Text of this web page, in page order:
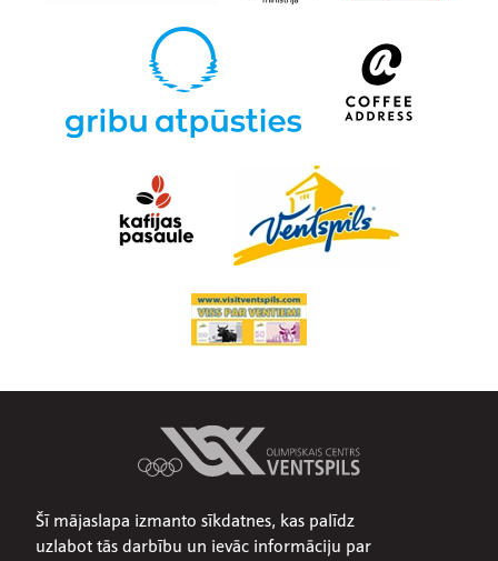
Šī mājaslapa izmanto sīkdatnes, kas palīdz
uzlabot tās darbību un ievāc informāciju par
Par mums
Publiskojamā informācija